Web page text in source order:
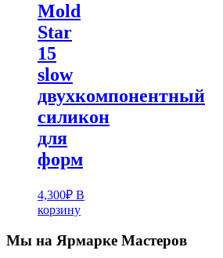
Mold
Star
15
slow
двухкомпонентный
силикон
для
форм
4,300₽ В
корзину
Мы на Ярмарке Мастеров